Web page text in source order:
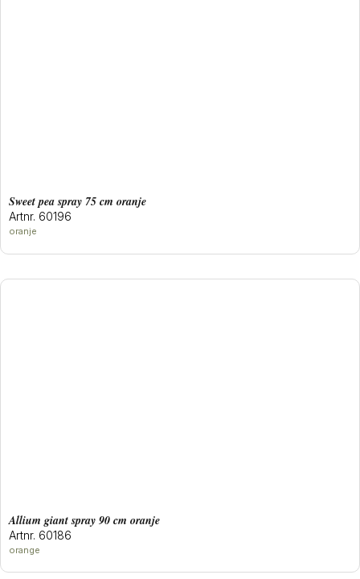
sweet pea spray 75 cm oranje
Artnr. 60196
oranje
allium giant spray 90 cm oranje
Artnr. 60186
orange